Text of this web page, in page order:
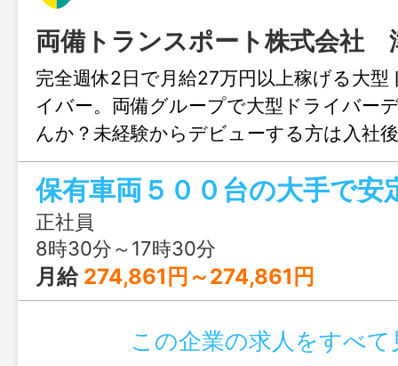
両備トランスポート株式会社
完全週休2日で月給27万円以上稼げる大
イバー。両備グループで大型ドライバー
んか？未経験からデビューする方は入社
日間程度実施中！未経験でもお気軽にお
正社員
8時30分～17時30分
月給 274,861円～274,861円
この企業の求人をすべて